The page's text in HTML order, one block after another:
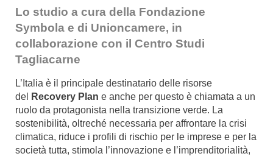
Lo studio a cura della Fondazione
Symbola e di Unioncamere, in
collaborazione con il Centro Studi
Tagliacarne
L’Italia è il principale destinatario delle risorse
del
Recovery Plan e anche per questo è chiamata a un
ruolo da protagonista nella transizione verde. La
sostenibilità, oltreché necessaria per affrontare la crisi
climatica, riduce i profili di rischio per le imprese e per la
società tutta, stimola l’innovazione e l’imprenditorialità,